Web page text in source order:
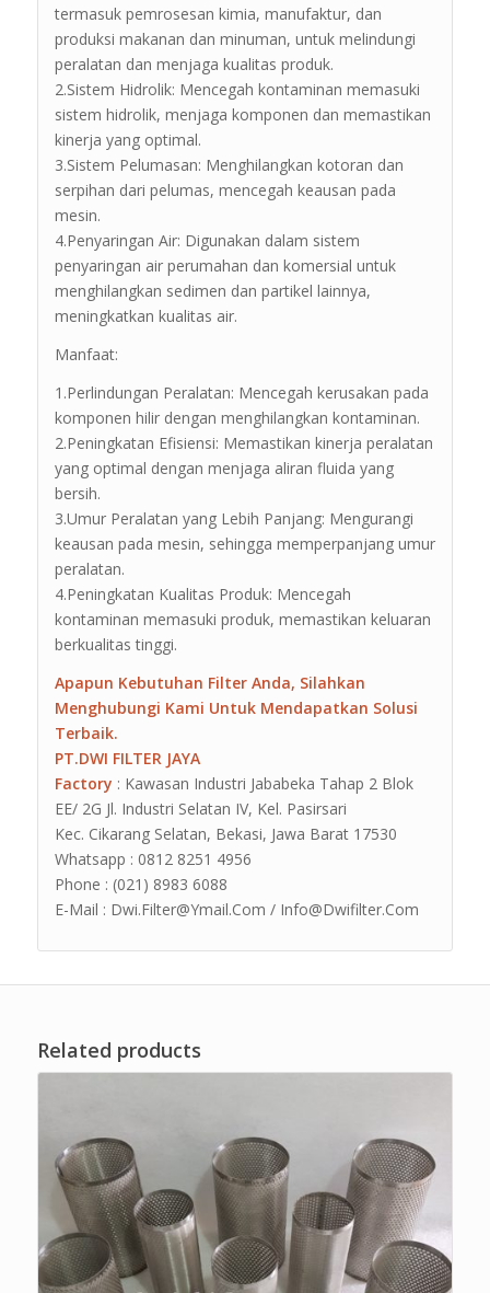
termasuk pemrosesan kimia, manufaktur, dan
produksi makanan dan minuman, untuk melindungi
peralatan dan menjaga kualitas produk.
2.Sistem Hidrolik: Mencegah kontaminan memasuki
sistem hidrolik, menjaga komponen dan memastikan
kinerja yang optimal.
3.Sistem Pelumasan: Menghilangkan kotoran dan
serpihan dari pelumas, mencegah keausan pada
mesin.
4.Penyaringan Air: Digunakan dalam sistem
penyaringan air perumahan dan komersial untuk
menghilangkan sedimen dan partikel lainnya,
meningkatkan kualitas air.
Manfaat:
1.Perlindungan Peralatan: Mencegah kerusakan pada
komponen hilir dengan menghilangkan kontaminan.
2.Peningkatan Efisiensi: Memastikan kinerja peralatan
yang optimal dengan menjaga aliran fluida yang
bersih.
3.Umur Peralatan yang Lebih Panjang: Mengurangi
keausan pada mesin, sehingga memperpanjang umur
peralatan.
4.Peningkatan Kualitas Produk: Mencegah
kontaminan memasuki produk, memastikan keluaran
berkualitas tinggi.
Apapun Kebutuhan Filter Anda, Silahkan
Menghubungi Kami Untuk Mendapatkan Solusi
Terbaik.
PT.DWI FILTER JAYA
Factory : Kawasan Industri Jababeka Tahap 2 Blok
EE/ 2G Jl. Industri Selatan IV, Kel. Pasirsari
Kec. Cikarang Selatan, Bekasi, Jawa Barat 17530
Whatsapp : 0812 8251 4956
Phone : (021) 8983 6088
E-Mail : Dwi.Filter@Ymail.Com / Info@Dwifilter.Com
Related products